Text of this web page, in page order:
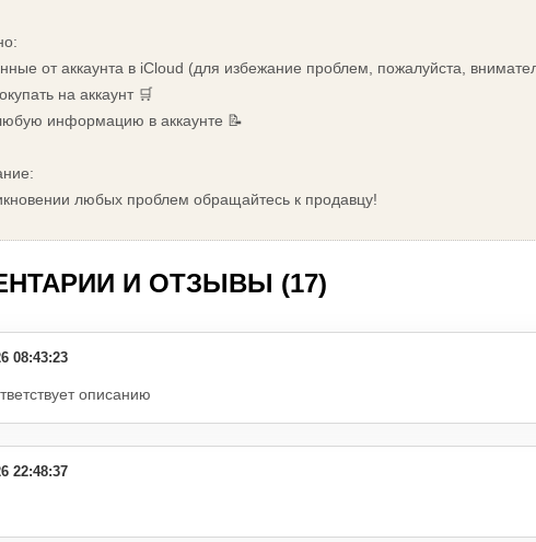
от аккаунта в iCloud (для избежание проблем, пожалуйста,
на аккаунт 🛒
информацию в аккаунте 📝
любых проблем обращайтесь к продавцу!
И ОТЗЫВЫ (17)
08:43:23
описанию
22:48:37